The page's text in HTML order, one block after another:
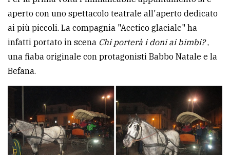
aperto con uno spettacolo teatrale all'aperto dedicato
ai più piccoli. La compagnia "Acetico glaciale" ha
infatti portato in scena Chi porterà i doni ai bimbi?,
una fiaba originale con protagonisti Babbo Natale e la
Befana.